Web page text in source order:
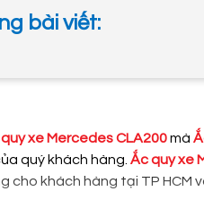
bài viết:
xe Mercedes CLA200mà
quý khách hàng. Ắc quy xe
cho khách hàng tại TP HCM